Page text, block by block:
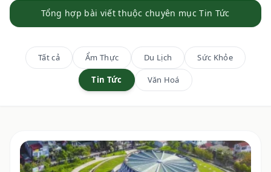
Tổng hợp bài viết thuộc chuyên mục Tin Tức
Tất cả Ẩm Thực Du Lịch Sức Khỏe
Tin Tức Văn Hoá